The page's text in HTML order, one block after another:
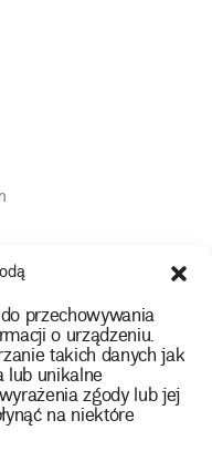
przechowywania
o urządzeniu.
takich danych jak
lub unikalne
zgody lub jej
na niektóre